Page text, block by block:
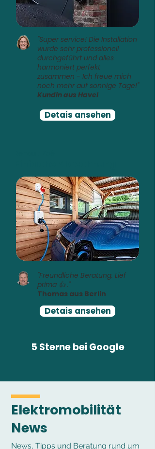
"Super service! Die Installation
wurde sehr professionell
durchgeführt und alles
harmoniert perfekt
zusammen - Ich freue mich
noch mehr auf sonnige Tage!"
Kundin aus Havel
Detais ansehen
"Freundliche Beratung. Lief
prima 👍 ."
Thomas aus Berlin
Detais ansehen
5 Sterne bei Google
Elektromobilität
News
News, Tipps und Beratung rund um